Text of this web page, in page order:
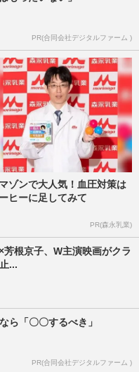
PR(合同会社デジタルファーム )
ゾンで大人気！血圧対策は
ヒーに足してみて
PR(森永乳業)
芳根京子、W主演映画がクラ
...
ら「〇〇するべき」
PR(合同会社デジタルファーム )